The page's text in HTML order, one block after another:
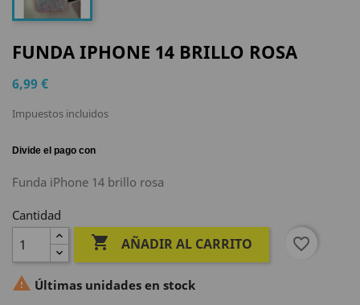
FUNDA IPHONE 14 BRILLO ROSA
6,99 €
Impuestos incluidos
Funda iPhone 14 brillo rosa
Cantidad
 AÑADIR AL CARRITO favorite_border
 Últimas unidades en stock